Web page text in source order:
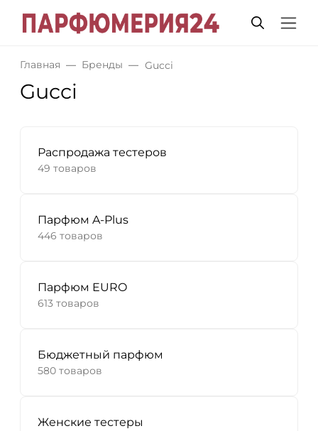
Главная Бренды Gucci
Gucci
Распродажа тестеров
49 товаров
Парфюм A-Plus
446 товаров
Парфюм EURO
613 товаров
Бюджетный парфюм
580 товаров
Женские тестеры